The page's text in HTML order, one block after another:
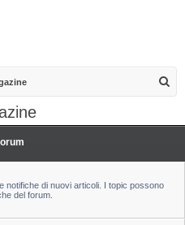
notifiche di nuovi articoli. I topic possono
del forum.